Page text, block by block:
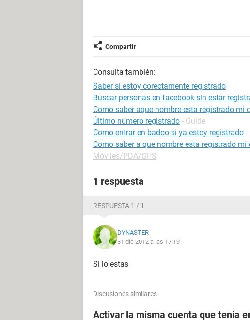
Compartir
Consulta también:
Saber si estoy corectamente registrado
Buscar personas en facebook sin estar
Como saber aque nombre esta registrado mi
Último número registrado - Guide
Como entrar en badoo si ya estoy registrado -
Como saber a que nombre esta registrado mi
Móviles/PDA/GPS
1 respuesta
RESPUESTA 1 / 1
DYNASTER
31 dic 2012 a las 17:19
Si lo estas
Discusiones similares
Activar la misma cuenta que tenia